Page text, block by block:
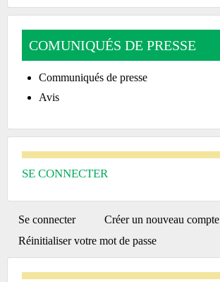
COMUNIQUÉS DE PRESSE
Communiqués de presse
Avis
SE CONNECTER
PRIMARY
TABS
Se connecter(onglet
actif)
Créer un nouveau compte
Réinitialiser votre mot de passe